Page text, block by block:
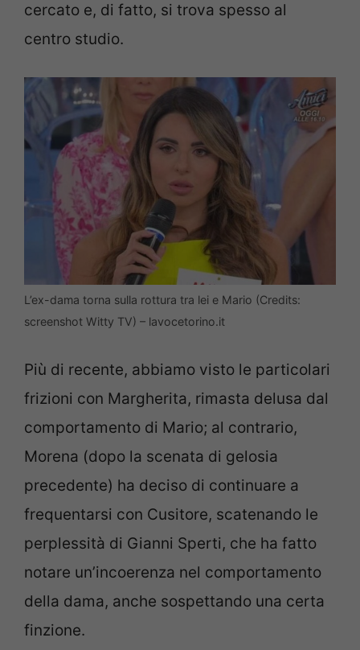
cercato e, di fatto, si trova spesso al
centro studio.
L’ex-dama torna sulla rottura tra lei e Mario (Credits:
screenshot Witty TV) – lavocetorino.it
Più di recente, abbiamo visto le particolari
frizioni con Margherita, rimasta delusa dal
comportamento di Mario; al contrario,
Morena (dopo la scenata di gelosia
precedente) ha deciso di continuare a
frequentarsi con Cusitore, scatenando le
perplessità di Gianni Sperti, che ha fatto
notare un’incoerenza nel comportamento
della dama, anche sospettando una certa
finzione.